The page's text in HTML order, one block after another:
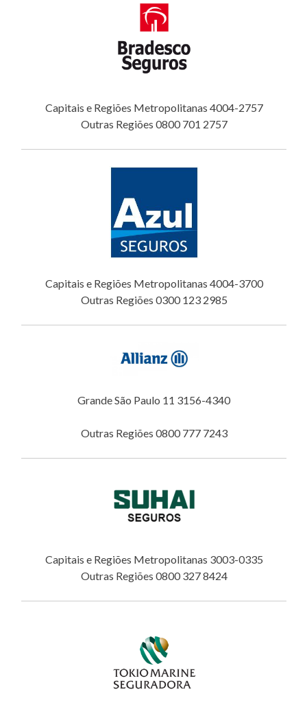
Capitais e Regiões Metropolitanas 4004-2757
Outras Regiões 0800 701 2757
Capitais e Regiões Metropolitanas 4004-3700
Outras Regiões 0300 123 2985
Grande São Paulo 11 3156-4340
Outras Regiões 0800 777 7243
Capitais e Regiões Metropolitanas 3003-0335
Outras Regiões 0800 327 8424